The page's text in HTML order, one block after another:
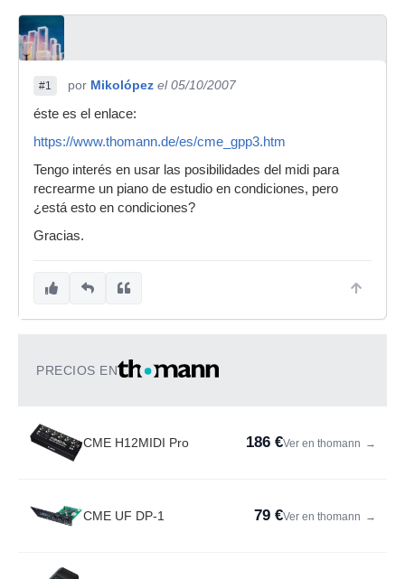
#1 por Mikolópez el 05/10/2007
éste es el enlace:
https://www.thomann.de/es/cme_gpp3.htm
Tengo interés en usar las posibilidades del midi para
recrearme un piano de estudio en condiciones, pero
¿está esto en condiciones?
Gracias.
PRECIOS EN
CME H12MIDI Pro 186 €Ver en thomann →
CME UF DP-1 79 €Ver en thomann →